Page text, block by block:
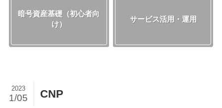
暗号資産基礎（初心者向
け）
サービス活用・運用
CNP
2023
1/05